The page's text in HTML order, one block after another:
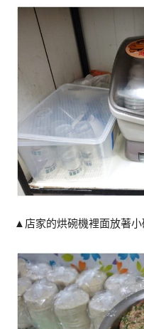
▲店家的烘碗機裡面放著小